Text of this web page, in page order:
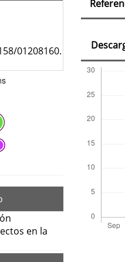
01208160.
en la
del